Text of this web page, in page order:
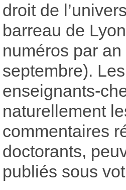
droit de
barreau de
numéros par
septembre).
enseignants-
naturellement
commentaires
doctorants,
publiés sous